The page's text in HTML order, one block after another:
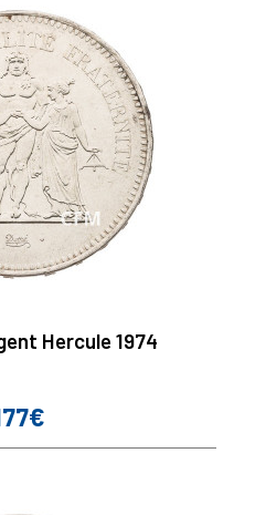
Hercule 1974